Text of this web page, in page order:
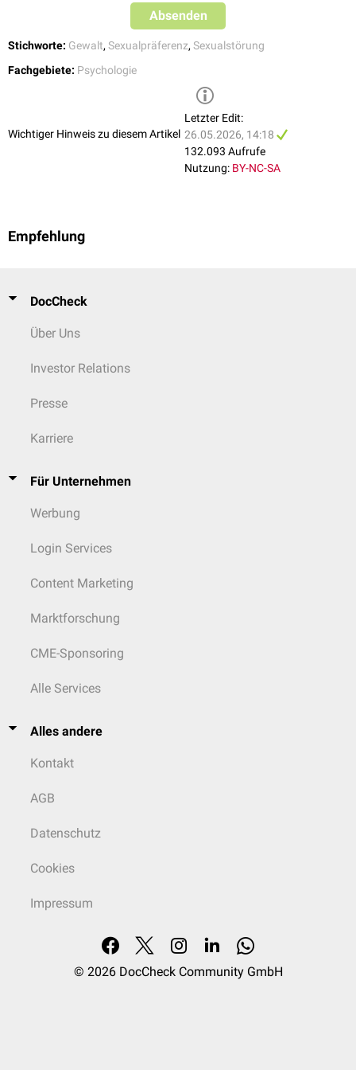
Perverser oder Kompensations-Masochismus
Geschlechtsverkehrwird durch das Verlangen nach
physischem Schmerz und psychischer Demütigung ersetzt. Hierbei
werden die sexuellen Wünsche, zum Beispiel sich auspeitschen zu lassen,
diesen komplett. Als Sonderform gibt es den
sich der Masochist selbst am Körper verletzt.
Absenden
Stichworte: Gewalt, Sexualpräferenz, Sexualstörung
Fachgebiete: Psychologie
Wichtiger Hinweis zu diesem Artikel
Letzter Edit:
26.05.2026, 14:18
132.093 Aufrufe
Nutzung: BY-NC-SA
Empfehlung
DocCheck
Über Uns
Investor Relations
Presse
Karriere
Für Unternehmen
Werbung
Login Services
Content Marketing
Marktforschung
CME-Sponsoring
Alle Services
Alles andere
Kontakt
AGB
Datenschutz
Cookies
Impressum
© 2026 DocCheck Community GmbH